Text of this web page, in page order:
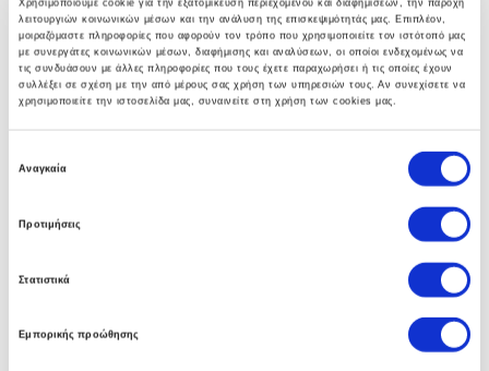
Χρησιμοποιούμε cookie για την εξατομίκευση περιεχομένου και διαφημίσεων, την παροχή
λειτουργιών κοινωνικών μέσων και την ανάλυση της επισκεψιμότητάς μας. Επιπλέον,
μοιραζόμαστε πληροφορίες που αφορούν τον τρόπο που χρησιμοποιείτε τον ιστότοπό μας
με συνεργάτες κοινωνικών μέσων, διαφήμισης και αναλύσεων, οι οποίοι ενδεχομένως να
τις συνδυάσουν με άλλες πληροφορίες που τους έχετε παραχωρήσει ή τις οποίες έχουν
συλλέξει σε σχέση με την από μέρους σας χρήση των υπηρεσιών τους. Αν συνεχίσετε να
χρησιμοποιείτε την ιστοσελίδα μας, συναινείτε στη χρήση των cookies μας.
Αναγκαία
Προτιμήσεις
Στατιστικά
Εμπορικής προώθησης
γκάμα υπηρεσιών που βοηθούν στην αναπτύξη
ολοκληρωμένων λύσεων υποδομής.
Η πολυετής εμπειρία των συμβούλων μας στο Soft1
ERP αλλα και άψογη συνεργασία με την SoftOne
εγγυάται στην επιχείρηση σας τα οφέλη απο την